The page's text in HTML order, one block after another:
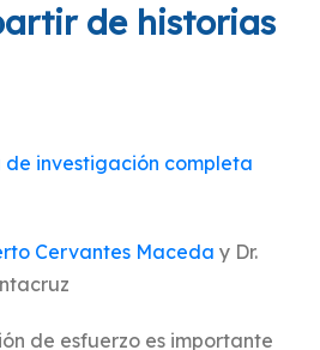
de historias
investigación completa
Cervantes Maceda y Dr.
de esfuerzo es importante